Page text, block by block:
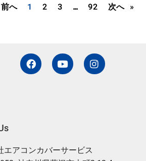
へ 1 2 3 … 92 次へ »
F
a
c
Y
o
u
I
n
s
エアコンカバーサービス